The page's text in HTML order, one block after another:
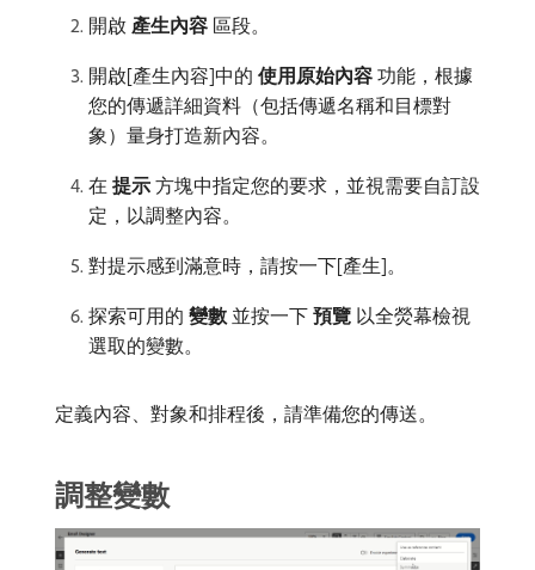
開啟​ 產生內容 ​區段。
開啟[產生內容]中的​ 使用原始內容 ​功能，根據
您的傳遞詳細資料（包括傳遞名稱和目標對
象）量身打造新內容。
在​ 提示 ​方塊中指定您的要求，並視需要自訂設
定，以調整內容。
對提示感到滿意時，請按一下[產生]。
探索可用的​ 變數 ​並按一下​ 預覽 ​以全熒幕檢視
選取的變數。
定義內容、對象和排程後，請準備您的傳送。
調整變數